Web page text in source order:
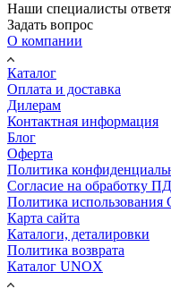
Наши специалисты
Задать вопрос
О компании
Каталог
Оплата и доставка
Дилерам
Контактная информация
Блог
Оферта
Политика
Согласие на обработку ПД
Политика использования
Карта сайта
Каталоги, деталировки
Политика возврата
Каталог UNOX